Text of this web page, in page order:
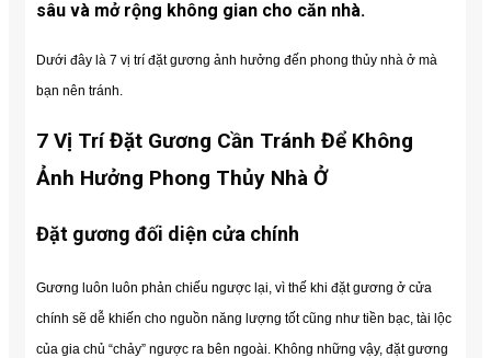
sâu và mở rộng không gian cho căn nhà.
Dưới đây là 7 vị trí đặt gương ảnh hưởng đến phong thủy nhà ở mà
bạn nên tránh.
7 Vị Trí Đặt Gương Cần Tránh Để Không
Ảnh Hưởng Phong Thủy Nhà Ở
Đặt gương đối diện cửa chính
Gương luôn luôn phản chiếu ngược lại, vì thế khi đặt gương ở cửa
chính sẽ dễ khiến cho nguồn năng lượng tốt cũng như tiền bạc, tài lộc
của gia chủ “chảy” ngược ra bên ngoài. Không những vậy, đặt gương